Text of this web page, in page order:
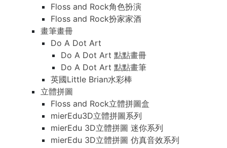
Floss and Rock角色扮演
Floss and Rock扮家家酒
畫筆畫冊
Do A Dot Art
Do A Dot Art 點點畫冊
Do A Dot Art 點點畫筆
英國Little Brian水彩棒
立體拼圖
Floss and Rock立體拼圖盒
mierEdu3D立體拼圖系列
mierEdu 3D立體拼圖 迷你系列
mierEdu 3D立體拼圖 仿真音效系列